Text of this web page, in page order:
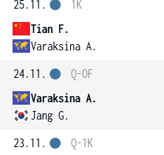
25.11.
Tian F.
Varaksina A.
1K
24.11.
Varaksina A.
Jang G.
Q-OF
23.11.
Q-1K